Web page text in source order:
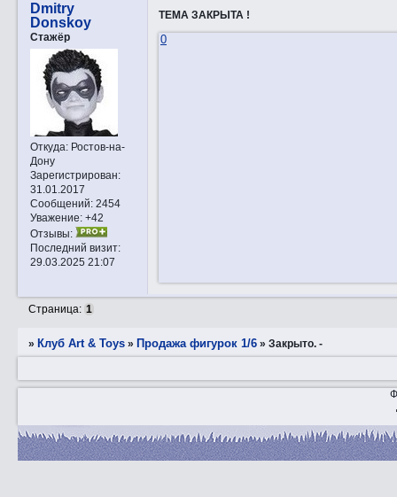
Dmitry
Donskoy
Стажёр
Откуда:Ростов-на-
Дону
Зарегистрирован:
31.01.2017
Сообщений:2454
Уважение: +42
Отзывы:
Последний визит:
29.03.2025 21:07
ТЕМА ЗАКРЫТА !
0
Страница: 1
» Клуб Art & Toys » Продажа фигурок 1/6 »Закрытo. -